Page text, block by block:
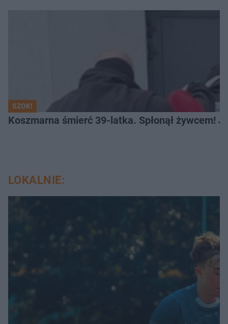
SZOK!
Koszmarna śmierć 39-latka. Spłonął żywcem!
LOKALNIE: